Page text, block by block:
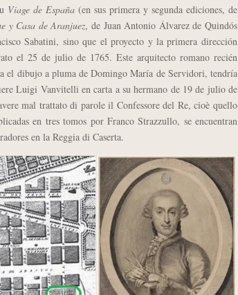
Viage de España (en sus primera y segunda ediciones, de
y Casa de Aranjuez, de Juan Antonio Álvarez de Quindós
Sabatini, sino que el proyecto y la primera dirección
el 25 de julio de 1765. Este arquitecto romano recién
el dibujo a pluma de Domingo María de Servidori, tendría
Luigi Vanvitelli en carta a su hermano de 19 de julio de
mal trattato di parole il Confessore del Re, cioè quello
en tres tomos por Franco Strazzullo, se encuentran
en la Reggia di Caserta.